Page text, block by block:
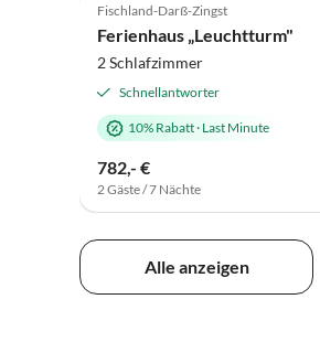
Fischland-Darß-Zingst
Ferienhaus „Leuchtturm"
2 Schlafzimmer
Schnellantworter
10% Rabatt· Last Minute
782,- €
2 Gäste / 7 Nächte
Alle anzeigen